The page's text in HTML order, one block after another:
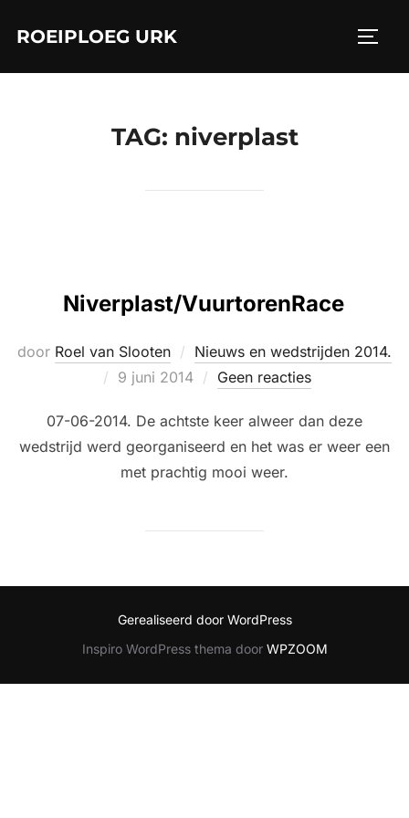
naarROEIPLOEG URK
TAG: niverplast
Niverplast/VuurtorenRace
door Roel van Slooten
Nieuws en wedstrijden 2014.
Geplaatst
9 juni 2014 Geen reacties
07-06-2014. De achtste keer alweer dan deze
wedstrijd werd georganiseerd en het was er weer een
met prachtig mooi weer.
Gerealiseerd door WordPress
Inspiro WordPress thema door WPZOOM